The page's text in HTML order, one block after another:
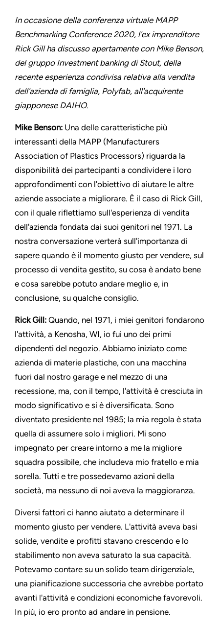
In occasione della conferenza virtuale MAPP
Benchmarking Conference 2020, l'ex imprenditore
Rick Gill ha discusso apertamente con Mike Benson,
del gruppo Investment banking di Stout, della
recente esperienza condivisa relativa alla vendita
dell'azienda di famiglia, Polyfab, all'acquirente
giapponese DAIHO.
Mike Benson: Una delle caratteristiche più
interessanti della MAPP (Manufacturers
Association of Plastics Processors) riguarda la
disponibilità dei partecipanti a condividere i loro
approfondimenti con l'obiettivo di aiutare le altre
aziende associate a migliorare. È il caso di Rick Gill,
con il quale riflettiamo sull'esperienza di vendita
dell'azienda fondata dai suoi genitori nel 1971. La
nostra conversazione verterà sull'importanza di
sapere quando è il momento giusto per vendere, sul
processo di vendita gestito, su cosa è andato bene
e cosa sarebbe potuto andare meglio e, in
conclusione, su qualche consiglio.
Rick Gill: Quando, nel 1971, i miei genitori fondarono
l'attività, a Kenosha, WI, io fui uno dei primi
dipendenti del negozio. Abbiamo iniziato come
azienda di materie plastiche, con una macchina
fuori dal nostro garage e nel mezzo di una
recessione, ma, con il tempo, l'attività è cresciuta in
modo significativo e si è diversificata. Sono
diventato presidente nel 1985; la mia regola è stata
quella di assumere solo i migliori. Mi sono
impegnato per creare intorno a me la migliore
squadra possibile, che includeva mio fratello e mia
sorella. Tutti e tre possedevamo azioni della
società, ma nessuno di noi aveva la maggioranza.
Diversi fattori ci hanno aiutato a determinare il
momento giusto per vendere. L'attività aveva basi
solide, vendite e profitti stavano crescendo e lo
stabilimento non aveva saturato la sua capacità.
Potevamo contare su un solido team dirigenziale,
una pianificazione successoria che avrebbe portato
avanti l'attività e condizioni economiche favorevoli.
In più, io ero pronto ad andare in pensione.